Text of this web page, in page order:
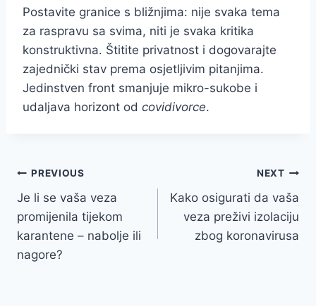
Postavite granice s bližnjima: nije svaka tema
za raspravu sa svima, niti je svaka kritika
konstruktivna. Štitite privatnost i dogovarajte
zajednički stav prema osjetljivim pitanjima.
Jedinstven front smanjuje mikro-sukobe i
udaljava horizont od covidivorce.
Post
navigation
PREVIOUS
Je li se vaša veza
promijenila tijekom
karantene – nabolje ili
nagore?
NEXT
Kako osigurati da vaša
veza preživi izolaciju
zbog koronavirusa